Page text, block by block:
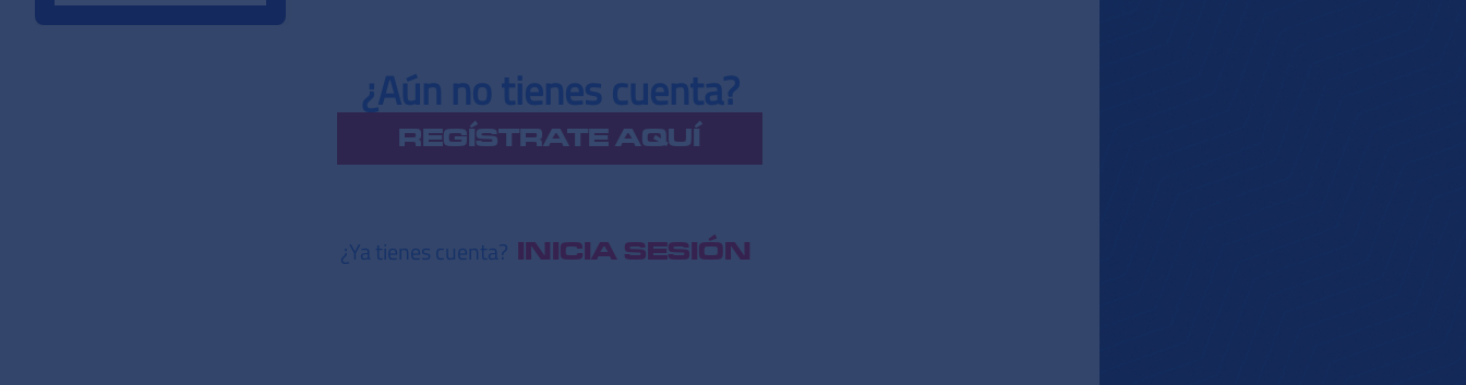
¿Aún no tienes cuenta?
REGÍSTRATE AQUÍ
¿Ya tienes cuenta? INICIA SESIÓN